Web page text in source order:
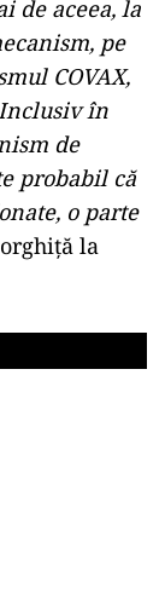
de aceea, la
pe
COVAX,
în
de
probabil că
o parte
la